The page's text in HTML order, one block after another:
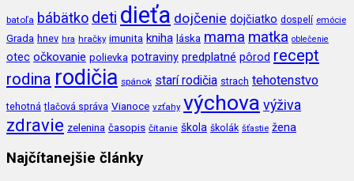
batoľa bábätko deti dieťa dojčenie dojčiatko dospelí emócie
Grada hnev hra hračky imunita kniha láska mama matka oblečenie
otec očkovanie polievka potraviny predplatné pôrod recept
rodina rodičia spánok starí rodičia strach tehotenstvo
tehotná tlačová správa Vianoce vzťahy výchova výživa
zdravie zelenina časopis čítanie škola školák šťastie žena
Najčítanejšie články